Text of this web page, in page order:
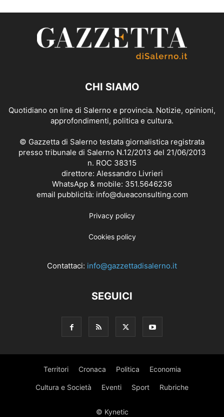
CHI SIAMO
Quotidiano on line di Salerno e provincia. Notizie, opinioni,
approfondimenti, politica e cultura.
© Gazzetta di Salerno testata giornalistica registrata
presso tribunale di Salerno N.12/2013 del 21/06/2013
n. ROC 38315
direttore: Alessandro Livrieri
WhatsApp & mobile: 351.5646236
email pubblicità: info@dueaconsulting.com
Privacy policy
Cookies policy
Contattaci: info@gazzettadisalerno.it
SEGUICI
Territori Cronaca Politica Economia
Cultura e Società Eventi Sport Rubriche
© Kynetic